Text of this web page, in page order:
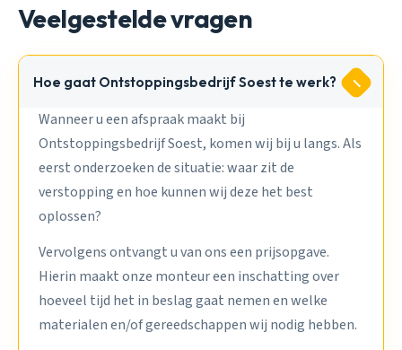
Veelgestelde vragen
Hoe gaat Ontstoppingsbedrijf Soest te werk?
Wanneer u een afspraak maakt bij
Ontstoppingsbedrijf Soest, komen wij bij u langs. Als
eerst onderzoeken de situatie: waar zit de
verstopping en hoe kunnen wij deze het best
oplossen?
Vervolgens ontvangt u van ons een prijsopgave.
Hierin maakt onze monteur een inschatting over
hoeveel tijd het in beslag gaat nemen en welke
materialen en/of gereedschappen wij nodig hebben.